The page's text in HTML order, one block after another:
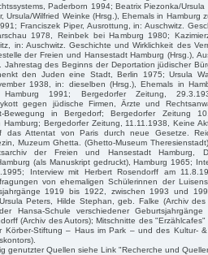
Paderborn 1994; Beatrix Piezonka/Ursula
Ursula/Wilfried Weinke (Hrsg.), Ehemals in Hamburg
Franciszek Piper, Ausrottung, in: Auschwitz.
1978, Reinbek bei Hamburg 1980;
in: Auschwitz. Geschichte und Wirklichkeit des
der Freien und Hansestadt Hamburg (Hrsg.),
des Beginns der Deportation jüdischer
den Juden eine Stadt, Berlin 1975; Ursula
1938, in: dieselben (Hrsg.), Ehemals in
1991; Bergedorfer Zeitung,
gegen jüdische Firmen, Ärzte und
Bewegung in Bergedorf; Bergedorfer Zeitung
Bergedorfer Zeitung, 11.11.1938, Keine
das Attentat von Paris durch neue Gesetze.
Muzeum Ghetta. (Ghetto-Museum
der Freien und Hansestadt Hamburg,
(als Manuskript gedruckt), Hamburg 1965;
Interview mit Herbert Rosendorff am
von ehemaligen Schülerinnen der
1919 bis 1922, zwischen 1993 und
Peters, Hilde Stephan, geb. Falke (Archiv
Hansa-Schule verschiedener
(Archiv des Autors); Mitschnitte des
Körber-Stiftung – Haus im Park – und des Kultur-
genutzter Quellen siehe Link "Recherche und